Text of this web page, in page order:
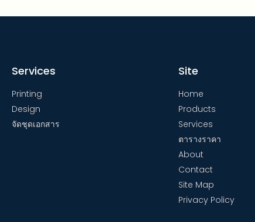
Services
Printing
Design
จัดชุดเอกสาร
Site
Home
Products
Services
ตารางราคา
About
Contact
Site Map
Privacy Policy